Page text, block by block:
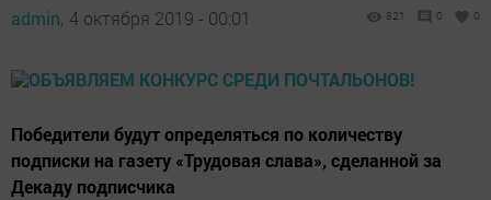
admin, 4 октября 2019 - 00:01 821 0 0
Победители будут определяться по количеству
подписки на газету «Трудовая слава», сделанной за
Декаду подписчика